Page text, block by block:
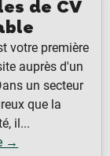
de CV
votre première
auprès d'un
un secteur
que la
il...
→